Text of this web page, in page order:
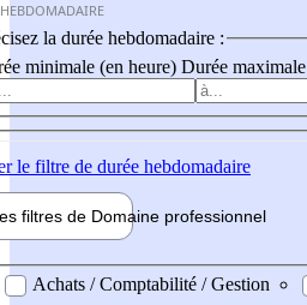
la durée hebdomadaire :
minimale (en heure) Durée
le filtre de durée hebdomadaire
filtres de Domaine professionnel
professionel
Achats / Comptabilité / Gestion